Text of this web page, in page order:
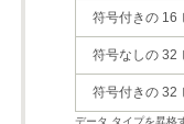
符号付きの 16
符号なしの 32
符号付きの 32